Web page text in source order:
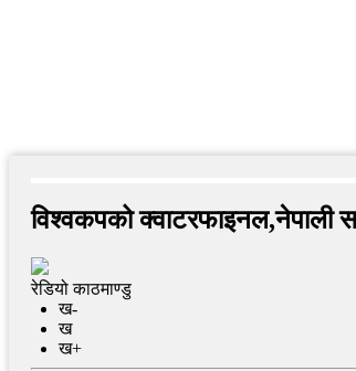
विश्वकपको क्वाटरफाइनल,नेपाली
रेडियो काठमाण्डु
ख-
ख
ख+